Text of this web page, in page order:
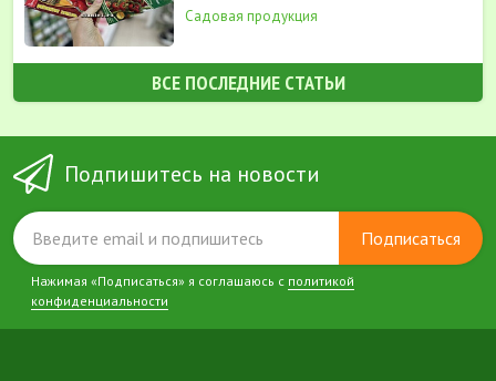
Садовая продукция
ВСЕ ПОСЛЕДНИЕ СТАТЬИ
Подпишитесь на новости
Подписаться
Нажимая «Подписаться» я соглашаюсь с политикой
конфиденциальности